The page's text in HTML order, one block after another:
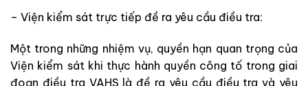
– Viện kiểm sát trực tiếp đề ra yêu cầu điều tra:
Một trong những nhiệm vụ, quyền hạn quan trọng của
Viện kiểm sát khi thực hành quyền công tố trong giai
đoạn điều tra VAHS là đề ra yêu cầu điều travà yêu